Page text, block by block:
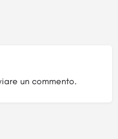
un commento.